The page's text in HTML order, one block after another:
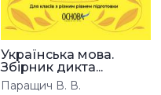
Українська мова.
Збірник дикта...
Паращич В. В.